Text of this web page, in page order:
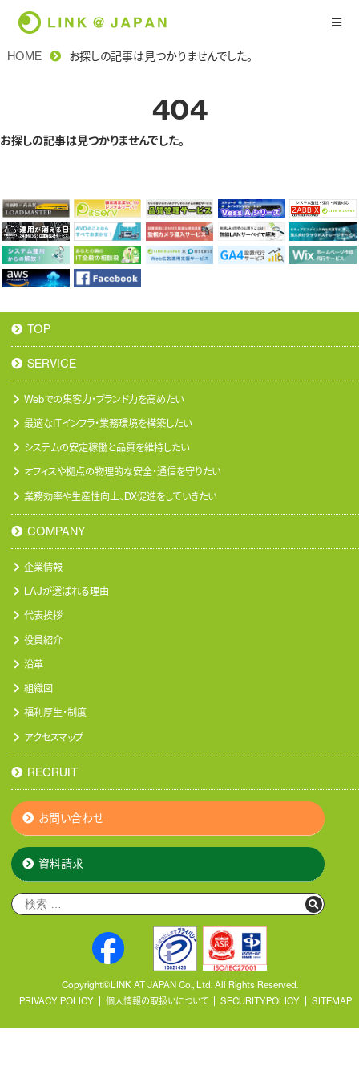
HOME お探しの記事は見つかりませんでした。
404
お探しの記事は見つかりませんでした。
TOP
SERVICE
Webでの集客力・ブランド力を高めたい
最適なITインフラ・業務環境を構築したい
システムの安定稼働と品質を維持したい
オフィスや拠点の物理的な安全・通信を守りたい
業務効率や生産性向上、DX促進をしていきたい
COMPANY
企業情報
LAJが選ばれる理由
代表挨拶
役員紹介
沿革
組織図
福利厚生・制度
アクセスマップ
RECRUIT
お問い合わせ
資料請求
Copyright©LINK AT JAPAN Co., Ltd. All Rights Reserved.
PRIVACY POLICY
個人情報の取扱いについて SECURITYPOLICY SITEMAP